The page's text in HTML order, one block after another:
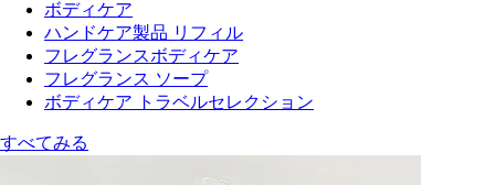
ボディケア
ハンドケア製品 リフィル
フレグランスボディケア
フレグランス ソープ
ボディケア トラベルセレクション
すべてみる